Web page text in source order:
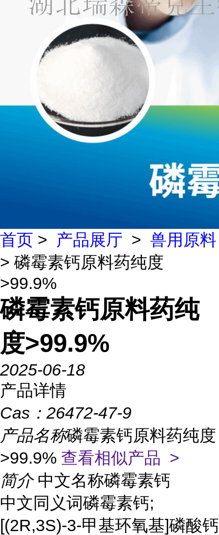
首页 > 产品展厅 > 兽用原料
> 磷霉素钙原料药纯度
>99.9%
磷霉素钙原料药纯
度>99.9%
2025-06-18
产品详情
Cas： 26472-47-9
产品名称磷霉素钙原料药纯度
>99.9% 查看相似产品 >
简介 中文名称磷霉素钙
中文同义词磷霉素钙;
[(2R,3S)-3-甲基环氧基]磷酸钙